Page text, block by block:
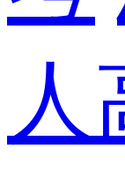
人